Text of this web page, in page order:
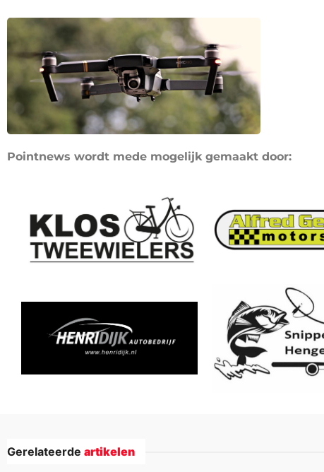
Pointnews wordt mede mogelijk gemaakt door:
Gerelateerde artikelen